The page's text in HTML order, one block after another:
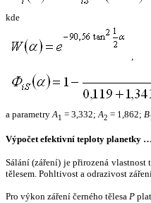
kde
,
a parametryA1 = 3,332;A2 = 1,862; B
Výpočet efektivní teploty planetky …
Sálání (záření) je přirozená vlastnost
tělesem. Pohltivost a odrazivost
Pro výkon záření černého tělesa P